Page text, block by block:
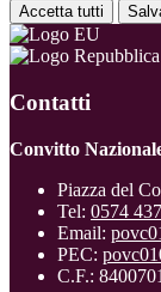
Accetta tutti
Contatti
Convitto
Piazza del
Tel: 0574
Email:
PEC:
C.F.: